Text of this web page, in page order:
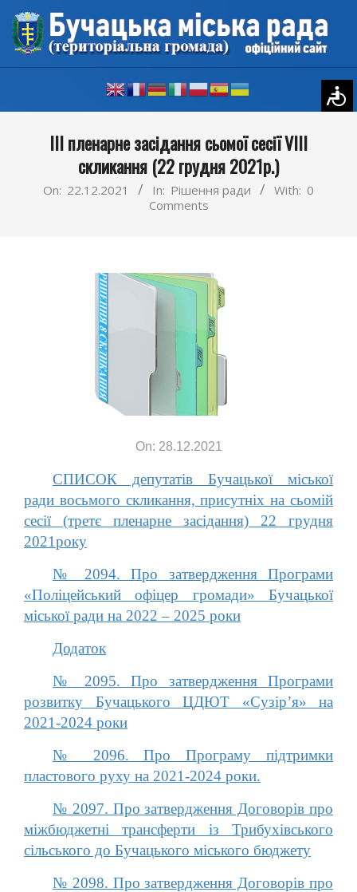
Skip
content
ІІІ пленарне засідання сьомої сесії VIII
скликання (22 грудня 2021р.)
On: 22.12.2021 In: Рішення ради With: 0
Comments
On: 28.12.2021
СПИСОК депутатів Бучацької міської
ради воcьмого скликання, присутніх на сьомій
сесії (третє пленарне засідання) 22 грудня
2021року
№ 2094. Про затвердження Програми
«Поліцейський офіцер громади» Бучацької
міської ради на 2022 – 2025 роки
Додаток
№ 2095. Про затвердження Програми
розвитку Бучацького ЦДЮТ «Сузір’я» на
2021-2024 роки
№ 2096. Про Програму підтримки
пластового руху на 2021-2024 роки.
№ 2097. Про затвердження Договорів про
міжбюджетні трансферти із Трибухівського
сільського до Бучацького міського бюджету
№ 2098. Про затвердження Договорів про